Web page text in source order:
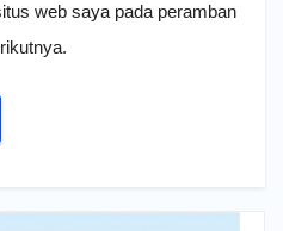
web saya pada peramban